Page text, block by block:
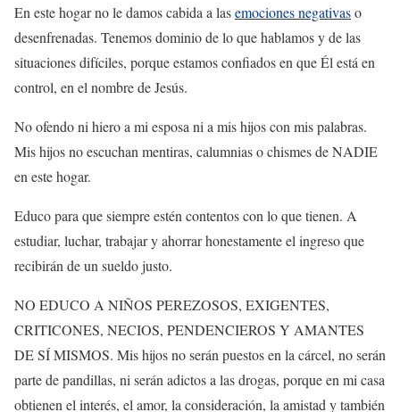
En este hogar no le damos cabida a lasemociones negativaso
desenfrenadas. Tenemos dominio de lo que hablamos y de las
situaciones difíciles, porque estamos confiados en que Él está en
control, en el nombre de Jesús.
No ofendo ni hiero a mi esposa ni a mis hijos con mis palabras.
Mis hijos no escuchan mentiras, calumnias o chismes de NADIE
en este hogar.
Educo para que siempre estén contentos con lo que tienen. A
estudiar, luchar, trabajar y ahorrar honestamente el ingreso que
recibirán de un sueldo justo.
NO EDUCO A NIÑOS PEREZOSOS, EXIGENTES,
CRITICONES, NECIOS, PENDENCIEROS Y AMANTES
DE SÍ MISMOS. Mis hijos no serán puestos en la cárcel, no serán
parte de pandillas, ni serán adictos a las drogas, porque en mi casa
obtienen el interés, el amor, la consideración, la amistad y también